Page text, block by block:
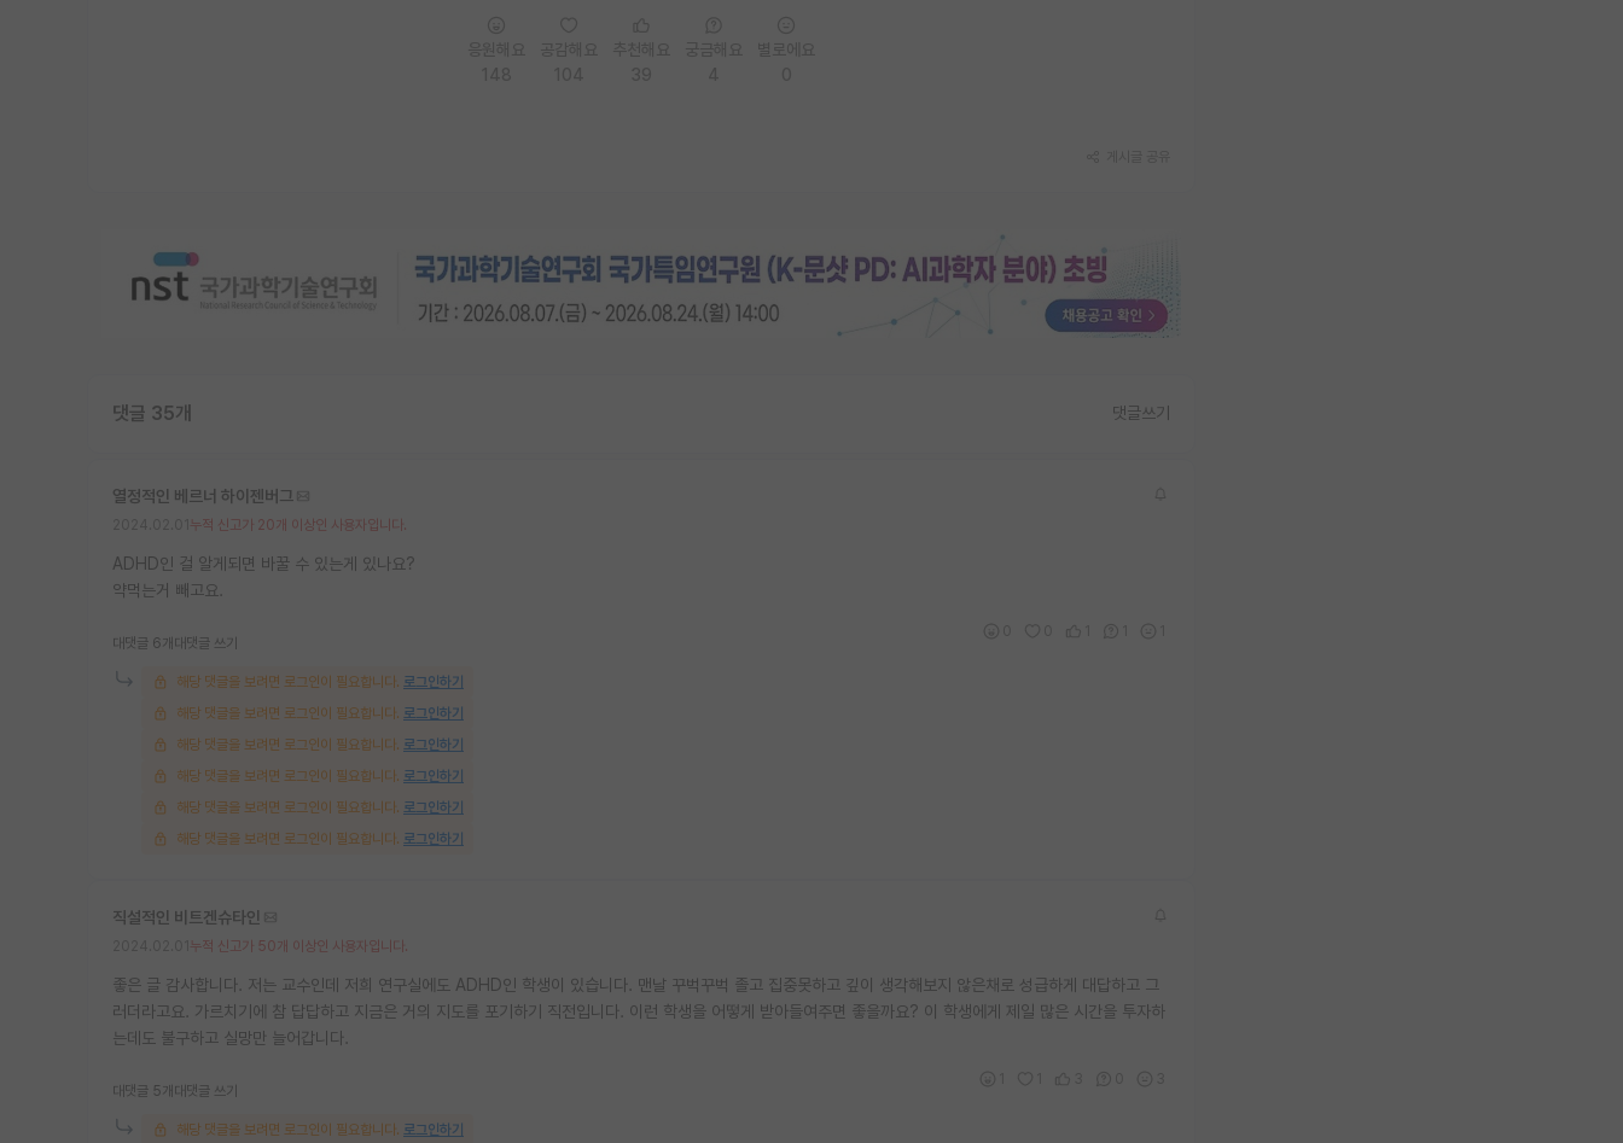
댓글 35개 댓글쓰기
열정적인 베르너 하이젠버그
누적 신고가 20개 이상인 사용자입니다.
ADHD인 걸 알게되면 바꿀 수 있는게 있나요?
약먹는거 빼고요.
대댓글 6개 대댓글 쓰기
해당 댓글을 보려면 로그인이 필요합니다. 로그인하기
해당 댓글을 보려면 로그인이 필요합니다. 로그인하기
해당 댓글을 보려면 로그인이 필요합니다. 로그인하기
해당 댓글을 보려면 로그인이 필요합니다. 로그인하기
해당 댓글을 보려면 로그인이 필요합니다. 로그인하기
해당 댓글을 보려면 로그인이 필요합니다. 로그인하기
직설적인 비트겐슈타인
누적 신고가 50개 이상인 사용자입니다.
좋은 글 감사합니다. 저는 교수인데 저희 연구실에도 ADHD인 학생이 있습니다. 맨날 꾸벅꾸벅 졸고 집중못하고 깊이 생각해보지 않은채로 성급하게 대답하고 그
러더라고요. 가르치기에 참 답답하고 지금은 거의 지도를 포기하기 직전입니다. 이런 학생을 어떻게 받아들여주면 좋을까요? 이 학생에게 제일 많은 시간을 투자하
는데도 불구하고 실망만 늘어갑니다.
대댓글 5개 대댓글 쓰기
해당 댓글을 보려면 로그인이 필요합니다. 로그인하기